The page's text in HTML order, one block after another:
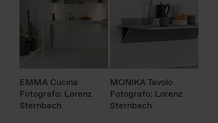
EMMA Cucina
Fotografo: Lorenz
Sternbach
MONIKA Tavolo
Fotografo: Lorenz
Sternbach